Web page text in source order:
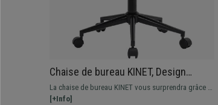
Chaise de bureau KINET, Design
Épuré, Structure en Bois, Cuir Noir
La chaise de bureau KINET vous surprendra grâce à
son design élégant et son confort exceptionnel.
[+Info]